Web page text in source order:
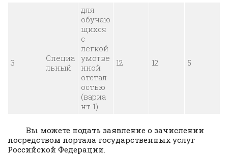
3
Специа
льный
для
обучаю
щихся
с
легкой
умстве
нной
отстал
остью
(вариа
нт 1)
12 12 5
Вы можете подать заявление о зачислении
посредством портала государственных услуг
Российской Федерации.